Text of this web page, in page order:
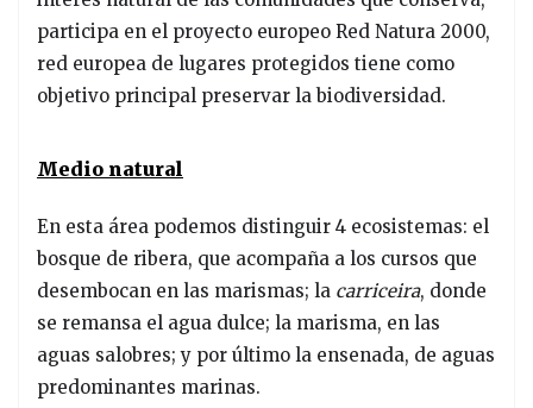
participa en el proyecto europeo Red Natura 2000,
red europea de lugares protegidos tiene como
objetivo principal preservar la biodiversidad.
Medio natural
En esta área podemos distinguir 4 ecosistemas: el
bosque de ribera, que acompaña a los cursos que
desembocan en las marismas; la carriceira, donde
se remansa el agua dulce; la marisma, en las
aguas salobres; y por último la ensenada, de aguas
predominantes marinas.